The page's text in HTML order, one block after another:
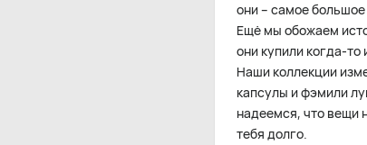
они – самое большое
Ещё мы обожаем
они купили когда-то
Наши коллекции
капсулы и фэмили
надеемся, что вещи
тебя долго.